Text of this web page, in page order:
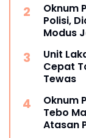
Oknum
Polisi,
Modus
Unit
Cepat
Tewas
Oknum
Tebo
Atasan